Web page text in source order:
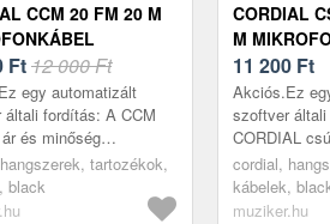
CCM 20 FM 20 M
Ft12 000 Ft
egy automatizált
általi fordítás: A CCM
és minőség
mikrofonkábel az
sorozatból. A 2x0,
veze...
tartozékok,
black
CORDIAL
M
11 200 Ft
Akciós.Ez
szoftver
CORDIAL
XLR apa- és
aranyozott
cordial,
kábelek,
muziker.hu